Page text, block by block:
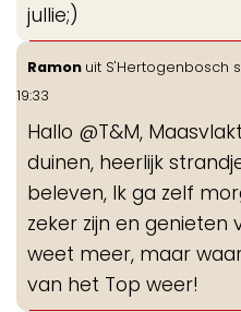
jullie;)
Ramon uit S'Hertogenbosch
19:33
Hallo @T&M,
duinen, heerlijk
beleven, Ik ga zelf
zeker zijn en genieten
weet meer, maar
van het Top weer!